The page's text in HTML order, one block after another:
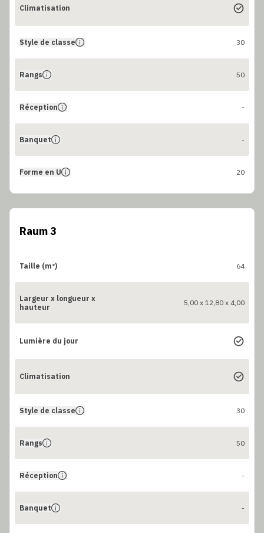
Climatisation
Style de classe 30
Rangs 50
Réception -
Banquet -
Forme en U 20
Raum 3
Taille (m²) 64
Largeur x longueur x
hauteur
5,00 x 12,80 x 4,00
Lumière du jour
Climatisation
Style de classe 30
Rangs 50
Réception -
Banquet -